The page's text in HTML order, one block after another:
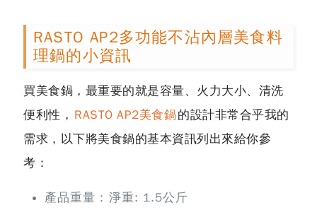
RASTO AP2多功能不沾內層美食料
理鍋的小資訊
買美食鍋，最重要的就是容量、火力大小、清洗
便利性， RASTO AP2美食鍋的設計非常合乎我的
需求，以下將美食鍋的基本資訊列出來給你參
考：
產品重量：淨重: 1.5公斤